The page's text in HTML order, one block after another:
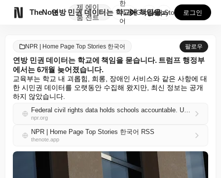
TheNote
제
품
에이
전트
연방 민권 데이터는 학교에 책임을 묻습니다. 트럼프 행...
한
국
어
GooglePlay
AppStore 로그인
NPR | Home Page Top Stories 한국어 팔로우
연방 민권 데이터는 학교에 책임을 묻습니다. 트럼프 행정부
에서는 6개월 늦어졌습니다.
교육부는 학교 내 괴롭힘, 희롱, 장애인 서비스와 같은 사항에 대
한 시민권 데이터를 오랫동안 수집해 왔지만, 최신 정보는 공개
하지 않았습니다.
Federal civil rights data holds schools accountable. Under Trump, it's 6 months late
npr.org
NPR | Home Page Top Stories 한국어 RSS
thenote.app